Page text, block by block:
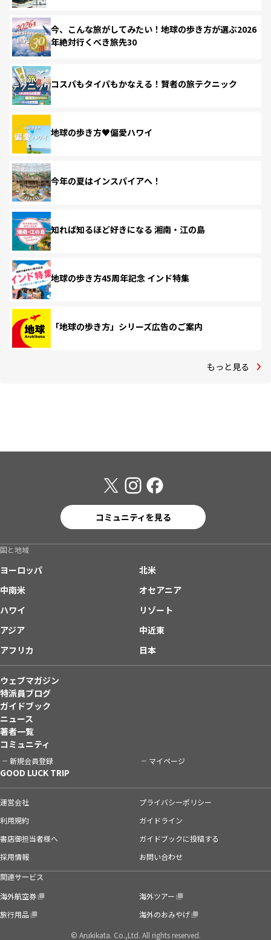
今、こんな旅がしてみたい！地球の歩き方が選ぶ2026
年絶対行くべき旅先30
コスパもタイパもかなえる！賢者の旅テクニック
地球の歩き方♥偏愛ハワイ
今年の夏はインスパイアへ！
知れば知るほど好きになる 湘南・江の島
地球の歩き方45周年記念 インド特集
「地球の歩き方」シリーズ広告のご案内
もっと見る
コミュニティを見る
国と地域
ヨーロッパ
北米
中南米
オセアニア
ハワイ
リゾート
アジア
中近東
アフリカ
日本
ウェブマガジン
特派員ブログ
ガイドブック
ニュース
著者一覧
コミュニティ
新規会員登録 マイページ
GOOD LUCK TRIP
運営会社
プライバシーポリシー
利用規約
ガイドライン
書店御担当者様へ
ガイドブックに投稿する
採用情報
お問い合わせ
関連サービス
海外航空券
海外ツアー
旅行用品
海外のおみやげ
© Arukikata. Co.,Ltd. All rights reserved.